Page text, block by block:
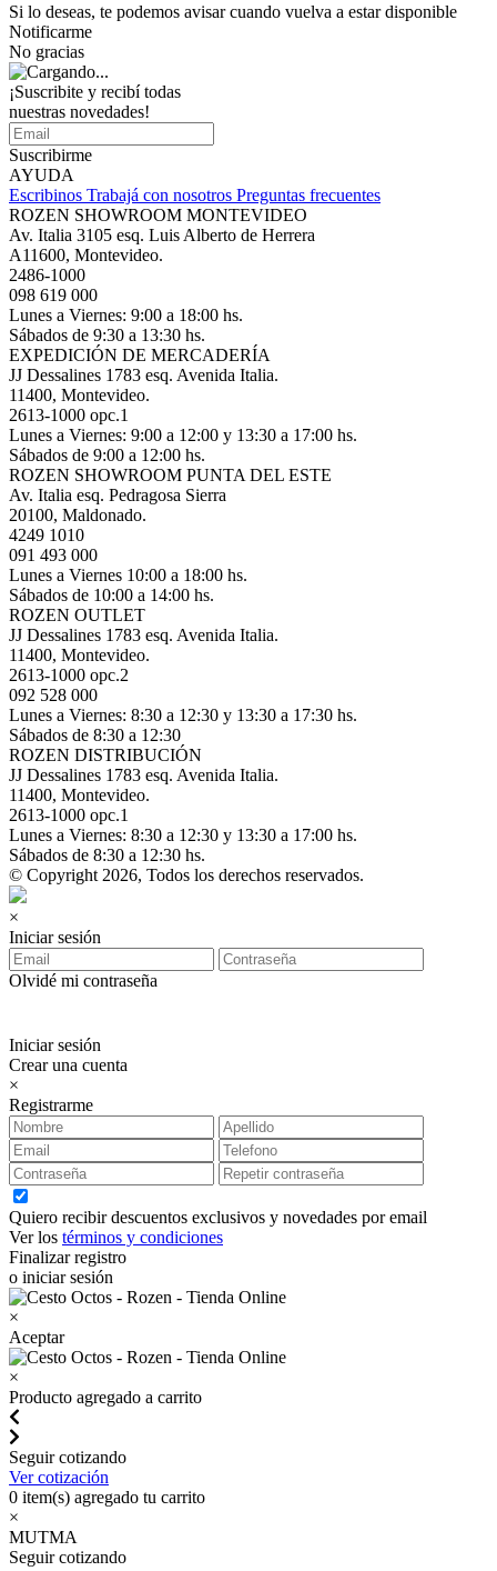
Si lo deseas, te podemos avisar cuando vuelva a estar disponible
Notificarme
No gracias
¡Suscribite y recibí todas
nuestras novedades!
Suscribirme
AYUDA
Escribinos Trabajá con nosotros Preguntas frecuentes
ROZEN SHOWROOM MONTEVIDEO
Av. Italia 3105 esq. Luis Alberto de Herrera
A11600, Montevideo.
2486-1000
098 619 000
Lunes a Viernes: 9:00 a 18:00 hs.
Sábados de 9:30 a 13:30 hs.
EXPEDICIÓN DE MERCADERÍA
JJ Dessalines 1783 esq. Avenida Italia.
11400, Montevideo.
2613-1000 opc.1
Lunes a Viernes: 9:00 a 12:00 y 13:30 a 17:00 hs.
Sábados de 9:00 a 12:00 hs.
ROZEN SHOWROOM PUNTA DEL ESTE
Av. Italia esq. Pedragosa Sierra
20100, Maldonado.
4249 1010
091 493 000
Lunes a Viernes 10:00 a 18:00 hs.
Sábados de 10:00 a 14:00 hs.
ROZEN OUTLET
JJ Dessalines 1783 esq. Avenida Italia.
11400, Montevideo.
2613-1000 opc.2
092 528 000
Lunes a Viernes: 8:30 a 12:30 y 13:30 a 17:30 hs.
Sábados de 8:30 a 12:30
ROZEN DISTRIBUCIÓN
JJ Dessalines 1783 esq. Avenida Italia.
11400, Montevideo.
2613-1000 opc.1
Lunes a Viernes: 8:30 a 12:30 y 13:30 a 17:00 hs.
Sábados de 8:30 a 12:30 hs.
© Copyright 2026, Todos los derechos reservados.
×
Iniciar sesión
Olvidé mi contraseña
Iniciar sesión
Crear una cuenta
×
Registrarme
Quiero recibir descuentos exclusivos y novedades por email
Ver los términos y condiciones
Finalizar registro
o iniciar sesión
×
Aceptar
×
Producto agregado a carrito
Seguir cotizando
Ver cotización
0 item(s) agregado tu carrito
×
MUTMA
Seguir cotizando